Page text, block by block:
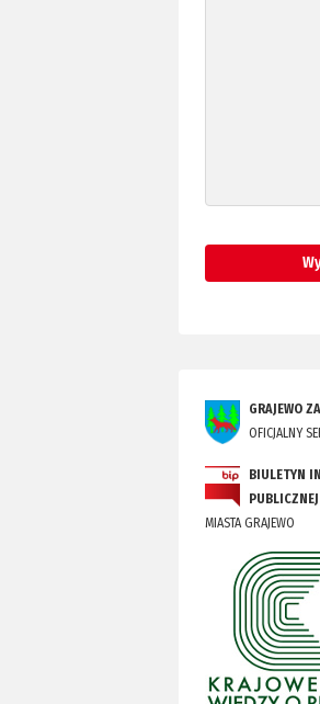
GRAJEWO
OFICJALNY
BIULETYN
PUBLICZNEJ
MIASTA GRAJEWO